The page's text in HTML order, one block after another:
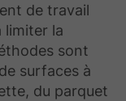
de travail
limiter la
sont
surfaces à
du parquet